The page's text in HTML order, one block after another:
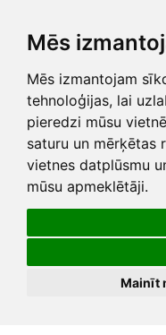
Mēs
Mēs izmantojam
tehnoloģijas, lai
pieredzi mūsu
saturu un mērķētas
vietnes datplūsmu
mūsu apmeklētāji.
Mainīt